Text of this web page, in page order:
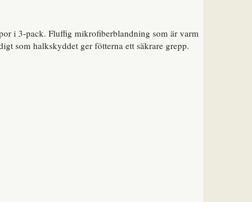
i 3-pack. Fluffig mikrofiberblandning som är varm
som halkskyddet ger fötterna ett säkrare grepp.